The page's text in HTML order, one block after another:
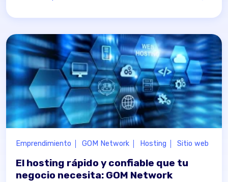
Emprendimiento GOM Network Hosting Sitio web
El hosting rápido y confiable que tu
negocio necesita: GOM Network